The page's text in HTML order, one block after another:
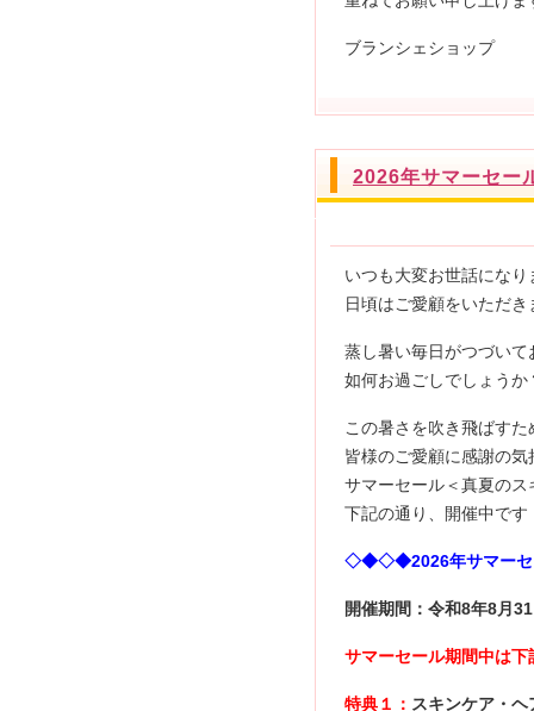
ブランシェショップ
2026年サマーセー
いつも大変お世話になり
日頃はご愛顧をいただ
蒸し暑い毎日がつづいて
如何お過ごしでしょうか
この暑さを吹き飛ばす
皆様のご愛顧に感謝の
サマーセール＜真夏の
下記の通り、開催中です
◇◆◇◆2026年サマーセ
開催期間：令和8年8月
サマーセール期間中は
特典１： スキンケア・